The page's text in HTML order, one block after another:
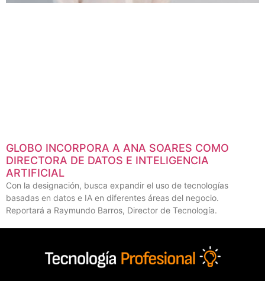
GLOBO INCORPORA A ANA SOARES COMO
DIRECTORA DE DATOS E INTELIGENCIA
ARTIFICIAL
Con la designación, busca expandir el uso de tecnologías
basadas en datos e IA en diferentes áreas del negocio.
Reportará a Raymundo Barros, Director de Tecnología.